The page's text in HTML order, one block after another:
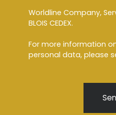
Worldline Company,
BLOIS CEDEX.
For more information
personal data, please